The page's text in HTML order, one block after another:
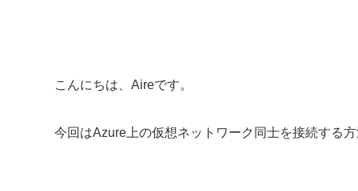
こんにちは、Aireです。
今回はAzure上の仮想ネットワーク同士を接続する方